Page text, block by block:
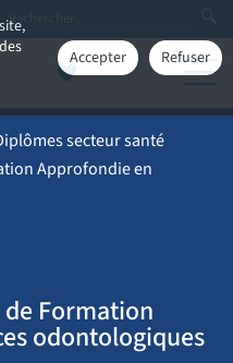
Accepter Refuser
secteur santé
Approfondie en
Formation
odontologiques